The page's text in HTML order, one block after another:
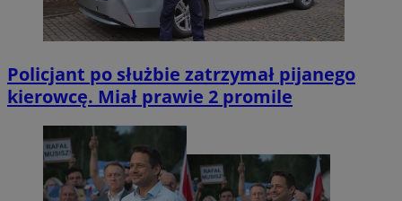
Policjant po służbie zatrzymał pijanego
kierowcę. Miał prawie 2 promile